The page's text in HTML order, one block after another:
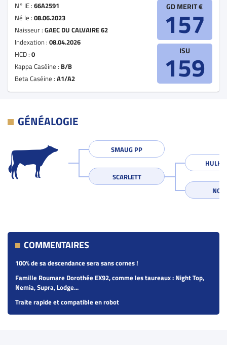
N° IE : 66A2591
Né le : 08.06.2023
Naisseur : GAEC DU CALVAIRE 62
Indexation : 08.04.2026
HCD : 0
Kappa Caséine : B/B
Beta Caséine : A1/A2
GD MERIT €
157
ISU
159
GÉNÉALOGIE
SMAUG PP
SCARLETT
HULK
COMMENTAIRES
100% de sa descendance sera sans cornes !
Famille Roumare Dorothée EX92, comme les taureaux : Night Top,
Nemia, Supra, Lodge...
Traite rapide et compatible en robot